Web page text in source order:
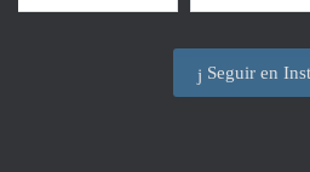
Seguir en